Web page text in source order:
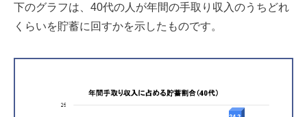
下のグラフは、40代の人が年間の手取り収入のうちどれ
くらいを貯蓄に回すかを示したものです。